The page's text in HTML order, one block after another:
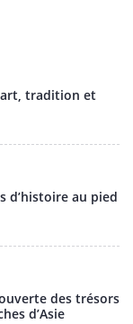
art, tradition et
d’histoire au pied
des trésors
d’Asie